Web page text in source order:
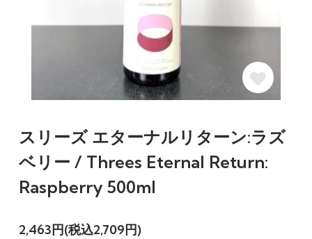
スリーズ エターナルリターン:ラズ
ベリー / Threes Eternal Return:
Raspberry 500ml
2,463円(税込2,709円)